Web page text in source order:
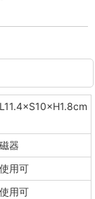
L11.4×S10×H1.8cm
磁器
使用可
使用可